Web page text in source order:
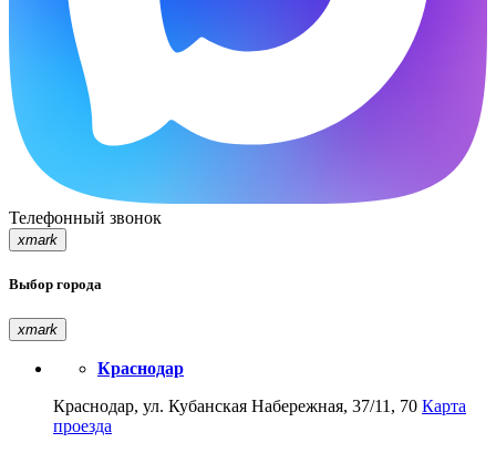
Телефонный звонок
xmark
Выбор города
xmark
Краснодар
Краснодар, ул. Кубанская Набережная, 37/11, 70 Карта
проезда